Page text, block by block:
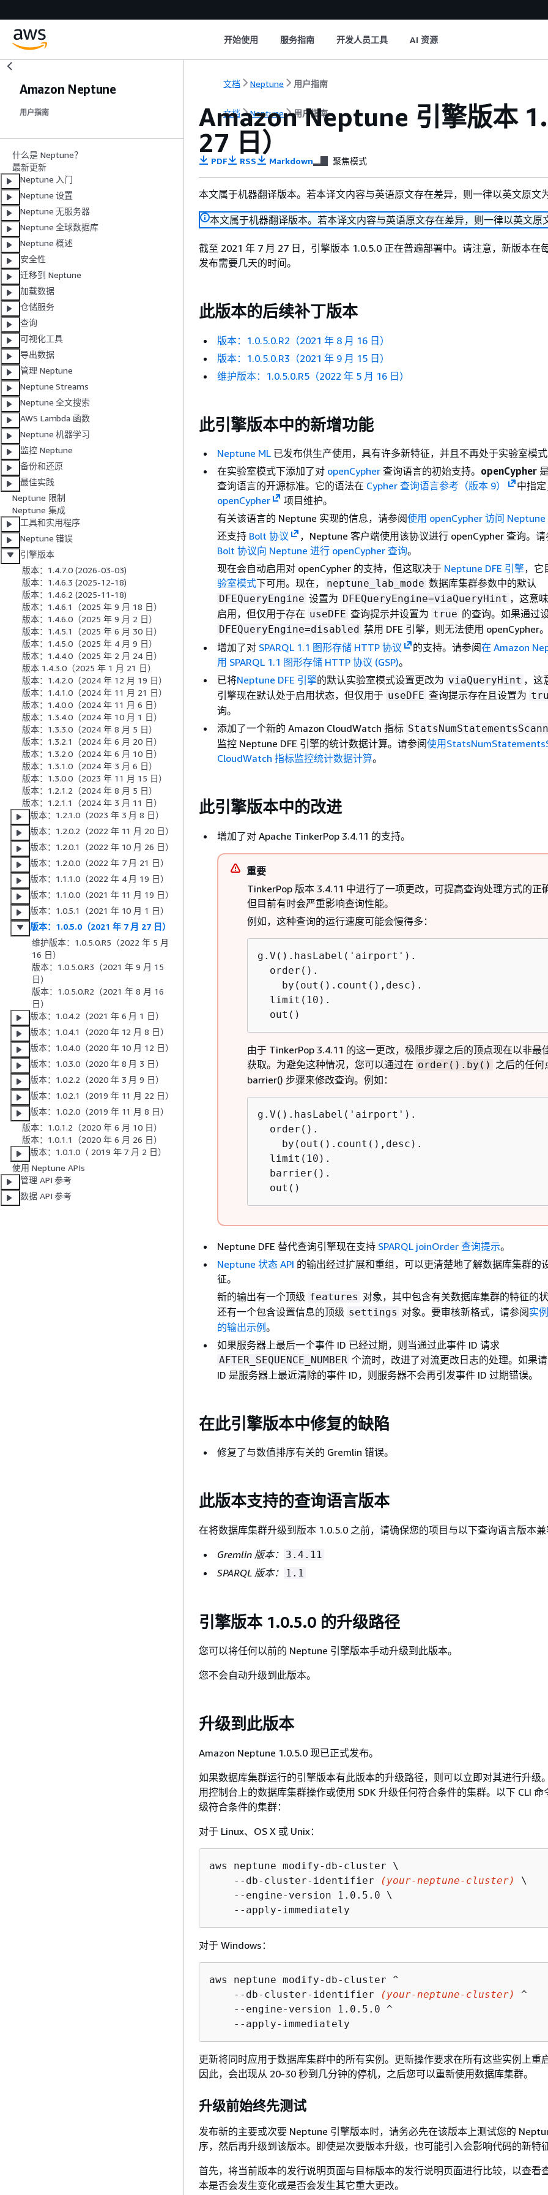
开始使用 服务指南 开发人员工具 AI 资源
Amazon Neptune
用户指南
什么是 Neptune？
最新更新
Neptune 入门
Neptune 设置
Neptune 无服务器
Neptune 全球数据库
Neptune 概述
安全性
迁移到 Neptune
加载数据
仓储服务
查询
可视化工具
导出数据
管理 Neptune
Neptune Streams
Neptune 全文搜索
AWS Lambda 函数
Neptune 机器学习
监控 Neptune
备份和还原
最佳实践
Neptune 限制
Neptune 集成
工具和实用程序
Neptune 错误
引擎版本
版本：1.4.7.0 (2026-03-03)
版本：1.4.6.3 (2025-12-18)
版本：1.4.6.2 (2025-11-18)
版本：1.4.6.1（2025 年 9 月 18 日）
版本：1.4.6.0（2025 年 9 月 2 日）
版本：1.4.5.1（2025 年 6 月 30 日）
版本：1.4.5.0（2025 年 4 月 9 日）
版本：1.4.4.0（2025 年 2 月 24 日）
版本 1.4.3.0（2025 年 1 月 21 日）
版本：1.4.2.0（2024 年 12 月 19 日）
版本：1.4.1.0（2024 年 11 月 21 日）
版本：1.4.0.0（2024 年 11 月 6 日）
版本：1.3.4.0（2024 年 10 月 1 日）
版本：1.3.3.0（2024 年 8 月 5 日）
版本：1.3.2.1（2024 年 6 月 20 日）
版本：1.3.2.0（2024 年 6 月 10 日）
版本：1.3.1.0（2024 年 3 月 6 日）
版本：1.3.0.0（2023 年 11 月 15 日）
版本：1.2.1.2（2024 年 8 月 5 日）
版本：1.2.1.1（2024 年 3 月 11 日）
版本：1.2.1.0（2023 年 3 月 8 日）
版本：1.2.0.2（2022 年 11 月 20 日）
版本：1.2.0.1（2022 年 10 月 26 日）
版本：1.2.0.0（2022 年 7 月 21 日）
版本：1.1.1.0（2022 年 4 月 19 日）
版本：1.1.0.0（2021 年 11 月 19 日）
版本：1.0.5.1（2021 年 10 月 1 日）
版本：1.0.5.0（2021 年 7 月 27 日）
维护版本：1.0.5.0.R5（2022 年 5 月
16 日）
版本：1.0.5.0.R3（2021 年 9 月 15
日）
版本：1.0.5.0.R2（2021 年 8 月 16
日）
版本：1.0.4.2（2021 年 6 月 1 日）
版本：1.0.4.1（2020 年 12 月 8 日）
版本：1.0.4.0（2020 年 10 月 12 日）
版本：1.0.3.0（2020 年 8 月 3 日）
版本：1.0.2.2（2020 年 3 月 9 日）
版本：1.0.2.1（2019 年 11 月 22 日）
版本：1.0.2.0（2019 年 11 月 8 日）
版本：1.0.1.2（2020 年 6 月 10 日）
版本：1.0.1.1（2020 年 6 月 26 日）
版本：1.0.1.0（ 2019 年 7 月 2 日）
使用 Neptune APIs
管理 API 参考
数据 API 参考
文档 Neptune 用户指南
文档 Neptune 用户指南
Amazon Neptune 引擎版本
27 日）
PDF RSS Markdown 聚焦模式
本文属于机器翻译版本。若本译文内容与英语原文存在差异，则一律以英文原文
本文属于机器翻译版本。若本译文内容与英语原文存在差异，则一律以英文原
截至 2021 年 7 月 27 日，引擎版本 1.0.5.0 正在普遍部署中。请注意，新版本在
发布需要几天的时间。
此版本的后续补丁版本
版本：1.0.5.0.R2（2021 年 8 月 16 日）
版本：1.0.5.0.R3（2021 年 9 月 15 日）
维护版本：1.0.5.0.R5（2022 年 5 月 16 日）
此引擎版本中的新增功能
Neptune ML 已发布供生产使用，具有许多新特征，并且不再处于实验室模
在实验室模式下添加了对 openCypher 查询语言的初始支持。 openCypher
查询语言的开源标准。它的语法在 Cypher 查询语言参考（版本 9）
中指
openCypher
项目维护。
有关该语言的 Neptune 实现的信息，请参阅使用 openCypher 访问 Neptune
还支持 Bolt 协议
，Neptune 客户端使用该协议进行 openCypher 查询。请
Bolt 协议向 Neptune 进行 openCypher 查询。
现在会自动启用对 openCypher 的支持，但这取决于 Neptune DFE 引擎，它
验室模式下可用。现在， neptune_lab_mode 数据库集群参数中的默认
DFEQueryEngine 设置为 DFEQueryEngine=viaQueryHint ，这意
启用，但仅用于存在 useDFE 查询提示并设置为 true 的查询。如果通过
DFEQueryEngine=disabled 禁用 DFE 引擎，则无法使用 openCypher
增加了对 SPARQL 1.1 图形存储 HTTP 协议 的支持。请参阅在 Amazon
用 SPARQL 1.1 图形存储 HTTP 协议 (GSP)。
已将Neptune DFE 引擎的默认实验室模式设置更改为 viaQueryHint ，这
引擎现在默认处于启用状态，但仅用于 useDFE 查询提示存在且设置为
询。
添加了一个新的 Amazon CloudWatch 指标
监控 Neptune DFE 引擎的统计数据计算。请参阅使用
CloudWatch 指标监控统计数据计算。
此引擎版本中的改进
增加了对 Apache TinkerPop 3.4.11 的支持。
重要
TinkerPop 版本 3.4.11 中进行了一项更改，可提高查询处理方式的正
但目前有时会严重影响查询性能。
例如，这种查询的运行速度可能会慢得多：
g.V().hasLabel('airport').
  order().
    by(out().count(),desc).
  limit(10).
  out()
由于 TinkerPop 3.4.11 的这一更改，极限步骤之后的顶点现在以非最
获取。为避免这种情况，您可以通过在 order().by() 之后的任何
barrier() 步骤来修改查询。例如：
g.V().hasLabel('airport').
  order().
    by(out().count(),desc).
  limit(10).
  barrier().
  out()
Neptune DFE 替代查询引擎现在支持 SPARQL joinOrder 查询提示。
Neptune 状态 API 的输出经过扩展和重组，可以更清楚地了解数据库集群的
征。
新的输出有一个顶级 features 对象，其中包含有关数据库集群的特征的
还有一个包含设置信息的顶级 settings 对象。要审核新格式，请参阅实
的输出示例。
如果服务器上最后一个事件 ID 已经过期，则当通过此事件 ID 请求
AFTER_SEQUENCE_NUMBER 个流时，改进了对流更改日志的处理。如果
ID 是服务器上最近清除的事件 ID，则服务器不会再引发事件 ID 过期错误。
在此引擎版本中修复的缺陷
修复了与数值排序有关的 Gremlin 错误。
此版本支持的查询语言版本
在将数据库集群升级到版本 1.0.5.0 之前，请确保您的项目与以下查询语言版本
Gremlin 版本：
3.4.11
SPARQL 版本： 1.1
引擎版本 1.0.5.0 的升级路径
您可以将任何以前的 Neptune 引擎版本手动升级到此版本。
您不会自动升级到此版本。
升级到此版本
Amazon Neptune 1.0.5.0 现已正式发布。
如果数据库集群运行的引擎版本有此版本的升级路径，则可以立即对其进行升级
用控制台上的数据库集群操作或使用 SDK 升级任何符合条件的集群。以下 CLI 命
级符合条件的集群：
对于 Linux、OS X 或 Unix：
aws neptune modify-db-cluster \
    --db-cluster-identifier
(your-neptune-cluster)
\
    --engine-version 1.0.5.0 \
    --apply-immediately
对于 Windows：
aws neptune modify-db-cluster ^
    --db-cluster-identifier
(your-neptune-cluster)
^
    --engine-version 1.0.5.0 ^
    --apply-immediately
更新将同时应用于数据库集群中的所有实例。更新操作要求在所有这些实例上重
因此，会出现从 20-30 秒到几分钟的停机，之后您可以重新使用数据库集群。
升级前始终先测试
发布新的主要或次要 Neptune 引擎版本时，请务必先在该版本上测试您的
序，然后再升级到该版本。即使是次要版本升级，也可能引入会影响代码的新特
首先，将当前版本的发行说明页面与目标版本的发行说明页面进行比较，以查看
本是否会发生变化或是否会发生其它重大更改。